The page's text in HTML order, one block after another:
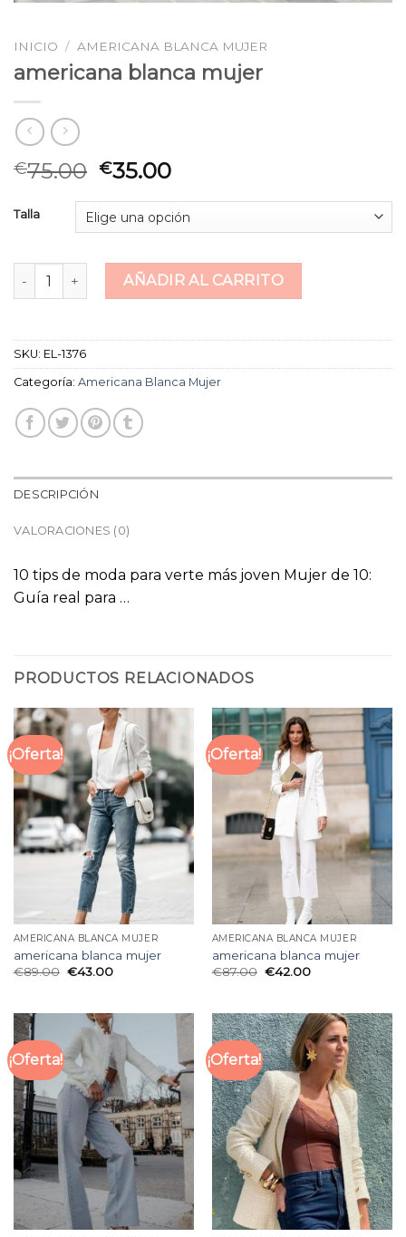
INICIO / AMERICANA BLANCA MUJER
americana blanca mujer
€75.00 €35.00
Talla
americana blanca mujer cantidad
AÑADIR AL CARRITO
SKU: EL-1376
Categoría: Americana Blanca Mujer
DESCRIPCIÓN
VALORACIONES (0)
10 tips de moda para verte más joven Mujer de 10:
Guía real para …
PRODUCTOS RELACIONADOS
¡Oferta!
AMERICANA BLANCA MUJER
americana blanca mujer
€89.00 €43.00
¡Oferta!
AMERICANA BLANCA MUJER
americana blanca mujer
€87.00 €42.00
¡Oferta! ¡Oferta!